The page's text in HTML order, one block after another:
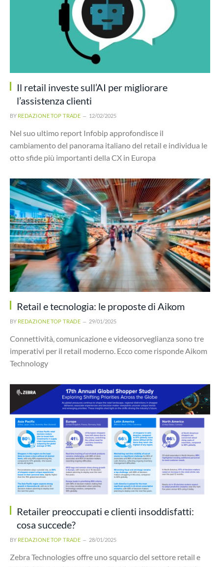
Il retail investe sull’AI per migliorare
l’assistenza clienti
BY REDAZIONE TOP TRADE 12/02/2025
Nel suo ultimo report Infobip approfondisce il
cambiamento del panorama italiano del retail e individua le
otto sfide più importanti della CX in Europa
Retail e tecnologia: le proposte di Aikom
BY REDAZIONE TOP TRADE 29/01/2025
Connettività, comunicazione e videosorveglianza sono tre
imperativi per il retail moderno. Ecco come risponde Aikom
Technology
Retailer preoccupati e clienti insoddisfatti:
cosa succede?
BY REDAZIONE TOP TRADE 28/01/2025
Zebra Technologies offre uno squarcio del settore retail e